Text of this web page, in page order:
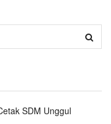
SDM Unggul